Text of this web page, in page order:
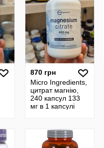
870 грн
Micro Ingredients,
цитрат магнію,
240 капсул 133
мг в 1 капсулі